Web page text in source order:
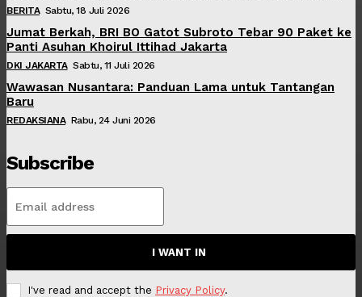
BERITA Sabtu, 18 Juli 2026
Jumat Berkah, BRI BO Gatot Subroto Tebar 90 Paket ke
Panti Asuhan Khoirul Ittihad Jakarta
DKI JAKARTA Sabtu, 11 Juli 2026
Wawasan Nusantara: Panduan Lama untuk Tantangan
Baru
REDAKSIANA Rabu, 24 Juni 2026
Subscribe
I WANT IN
I've read and accept the Privacy Policy.